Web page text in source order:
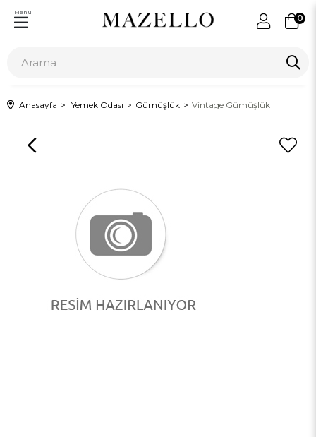
0
Menu
Anasayfa Yemek Odası Gümüşlük Vintage Gümüşlük